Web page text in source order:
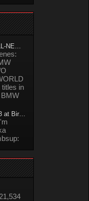
RECORDS™ titles
in
in 02/2008